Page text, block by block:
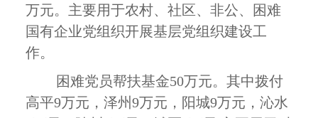
万元。主要用于农村、社区、非公、困难
国有企业党组织开展基层党组织建设工
作。
困难党员帮扶基金50万元。其中拨付
高平9万元，泽州9万元，阳城9万元，沁水